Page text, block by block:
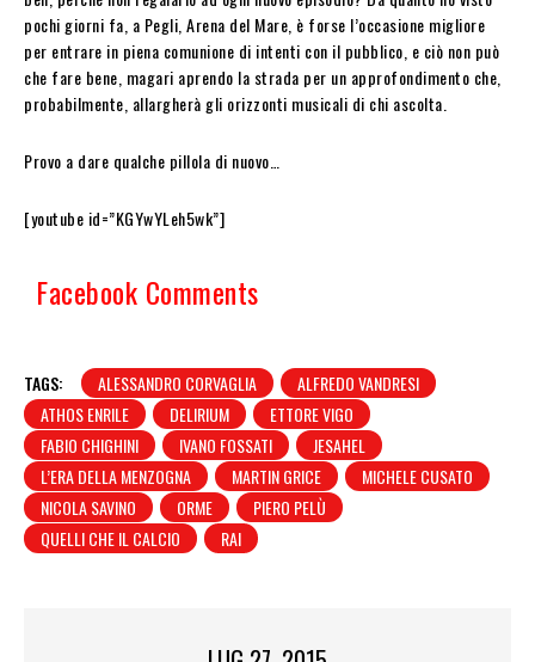
pochi giorni fa, a Pegli, Arena del Mare, è forse l’occasione migliore
per entrare in piena comunione di intenti con il pubblico, e ciò non può
che fare bene, magari aprendo la strada per un approfondimento che,
probabilmente, allargherà gli orizzonti musicali di chi ascolta.
Provo a dare qualche pillola di nuovo…
[youtube id=”KGYwYLeh5wk”]
Facebook Comments
TAGS: ALESSANDRO CORVAGLIA
ALFREDO VANDRESI
ATHOS ENRILE
DELIRIUM
ETTORE VIGO
FABIO CHIGHINI
IVANO FOSSATI
JESAHEL
L’ERA DELLA MENZOGNA
MARTIN GRICE
MICHELE CUSATO
NICOLA SAVINO
ORME
PIERO PELÙ
QUELLI CHE IL CALCIO
RAI